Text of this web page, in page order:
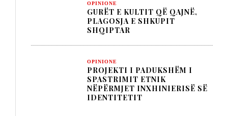
OPINIONE
GURËT E KULTIT QË QAJNË,
PLAGOSJA E SHKUPIT
SHQIPTAR
OPINIONE
PROJEKTI I PADUKSHËM I
SPASTRIMIT ETNIK
NËPËRMJET INXHINIERISË SË
IDENTITETIT